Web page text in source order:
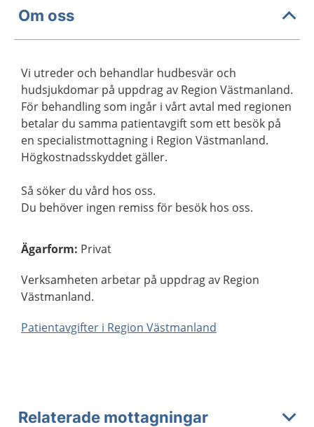
Om oss
Vi utreder och behandlar hudbesvär och
hudsjukdomar på uppdrag av Region Västmanland.
För behandling som ingår i vårt avtal med regionen
betalar du samma patientavgift som ett besök på
en specialistmottagning i Region Västmanland.
Högkostnadsskyddet gäller.
Så söker du vård hos oss.
Du behöver ingen remiss för besök hos oss.
Ägarform: Privat
Verksamheten arbetar på uppdrag av Region
Västmanland.
Patientavgifter i Region Västmanland
Relaterade mottagningar